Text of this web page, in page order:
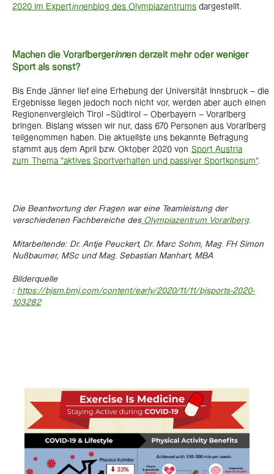
2020 im Expertinnenblog des Olympiazentrums dargestellt.
Machen die Vorarlbergerinnen derzeit mehr oder weniger
Sport als sonst?
Bis Ende Jänner lief eine Erhebung der Universität Innsbruck – die
Ergebnisse liegen jedoch noch nicht vor, werden aber auch einen
Regionenvergleich Tirol –Südtirol – Oberbayern – Vorarlberg
bringen. Bislang wissen wir nur, dass 670 Personen aus Vorarlberg
teilgenommen haben. Die aktuellste uns bekannte Befragung
stammt aus dem April bzw. Oktober 2020 von Sport Austria
zum Thema "aktives Sportverhalten und passiver Sportkonsum".
Die Beantwortung der Fragen war eine Teamleistung der
verschiedenen Fachbereiche desOlympiazentrum Vorarlberg.
Mitarbeitende: Dr. Antje Peuckert, Dr. Marc Sohm, Mag. FH Simon
Nußbaumer, MSc und Mag. Sebastian Manhart, MBA
Bilderquelle
: https://bjsm.bmj.com/content/early/2020/11/11/bjsports-2020-
103282